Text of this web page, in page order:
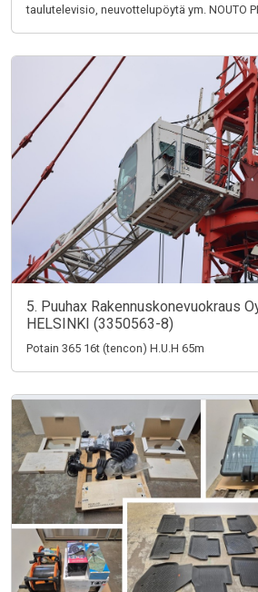
taulutelevisio, neuvottelupöytä ym. NOUTO
5. Puuhax Rakennuskonevuokraus
HELSINKI (3350563-8)
Potain 365 16t (tencon) H.U.H 65m